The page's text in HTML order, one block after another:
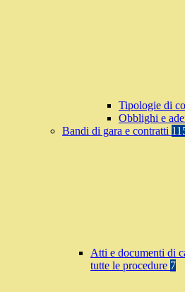
Tipologie di
Obblighi e
Bandi di gara e contratti
Atti e documenti di
tutte le procedure 7